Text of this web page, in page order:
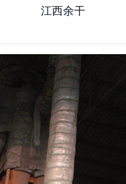
江西余干